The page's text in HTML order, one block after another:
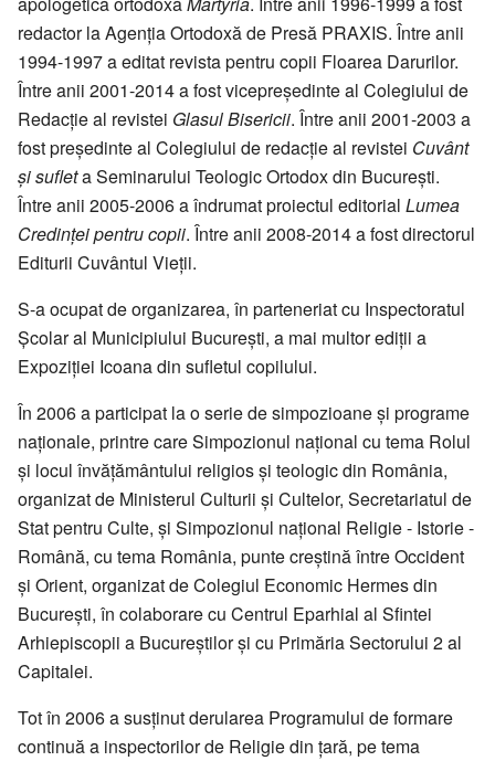
redactor la Agenția Ortodoxă de Presă PRAXIS. Între anii
1994-1997 a editat revista pentru copii Floarea Darurilor.
Între anii 2001-2014 a fost vicepreședinte al Colegiului de
Redacție al revistei Glasul Bisericii. Între anii 2001-2003 a
fost președinte al Colegiului de redacție al revistei Cuvânt
și sufleta Seminarului Teologic Ortodox din București.
Între anii 2005-2006 a îndrumat proiectul editorial Lumea
Credinței pentru copii. Între anii 2008-2014 a fost directorul
Editurii Cuvântul Vieții.
S-a ocupat de organizarea, în parteneriat cu Inspectoratul
Școlar al Municipiului București, a mai multor ediții a
Expoziției Icoana din sufletul copilului.
În 2006 a participat la o serie de simpozioane și programe
naționale, printre care Simpozionul național cu tema Rolul
și locul învățământului religios și teologic din România,
organizat de Ministerul Culturii și Cultelor, Secretariatul de
Stat pentru Culte, și Simpozionul național Religie - Istorie -
Română, cu tema România, punte creștină între Occident
și Orient, organizat de Colegiul Economic Hermes din
București, în colaborare cu Centrul Eparhial al Sfintei
Arhiepiscopii a Bucureștilor și cu Primăria Sectorului 2 al
Capitalei.
Tot în 2006 a susținut derularea Programului de formare
continuă a inspectorilor de Religie din țară, pe tema